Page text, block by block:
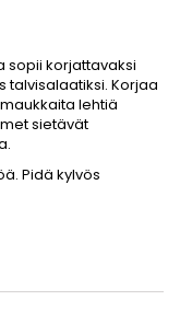
sopii korjattavaksi
talvisalaatiksi. Korjaa
lehtiä
sietävät
Pidä kylvös